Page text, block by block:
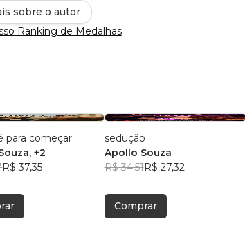
sobre o autor
Ranking de Medalhas
para começar
, +2
R$ 37,35
sedução
Apollo Souza
R$ 34,51R$ 27,32
Comprar